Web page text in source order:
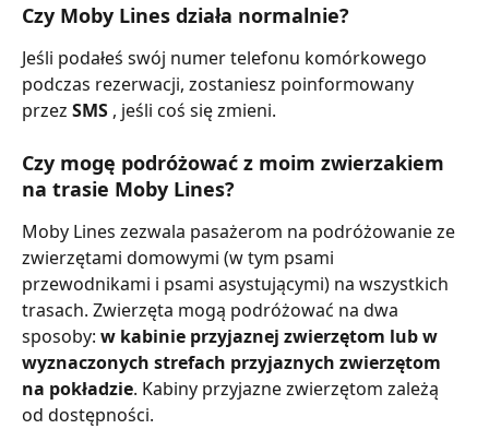
Czy Moby Lines działa normalnie?
Jeśli podałeś swój numer telefonu komórkowego
podczas rezerwacji, zostaniesz poinformowany
przez SMS , jeśli coś się zmieni.
Czy mogę podróżować z moim zwierzakiem
na trasie Moby Lines?
Moby Lines zezwala pasażerom na podróżowanie ze
zwierzętami domowymi (w tym psami
przewodnikami i psami asystującymi) na wszystkich
trasach. Zwierzęta mogą podróżować na dwa
sposoby: w kabinie przyjaznej zwierzętom lub w
wyznaczonych strefach przyjaznych zwierzętom
na pokładzie. Kabiny przyjazne zwierzętom zależą
od dostępności.